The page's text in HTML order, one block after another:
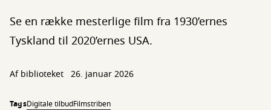
Se en række mesterlige film fra 1930’ernes
Tyskland til 2020’ernes USA.
Af biblioteket 26. januar 2026
TagsDigitale tilbudFilmstriben